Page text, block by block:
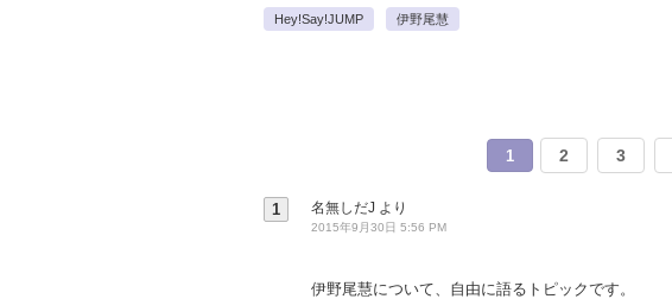
Hey!Say!JUMP 伊野尾慧
1 2 3
1 名無しだJ より
2015年9月30日 5:56 PM
伊野尾慧について、自由に語るトピックです。